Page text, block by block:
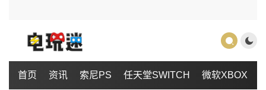
首页 资讯 索尼PS 任天堂SWITCH 微软XBOX